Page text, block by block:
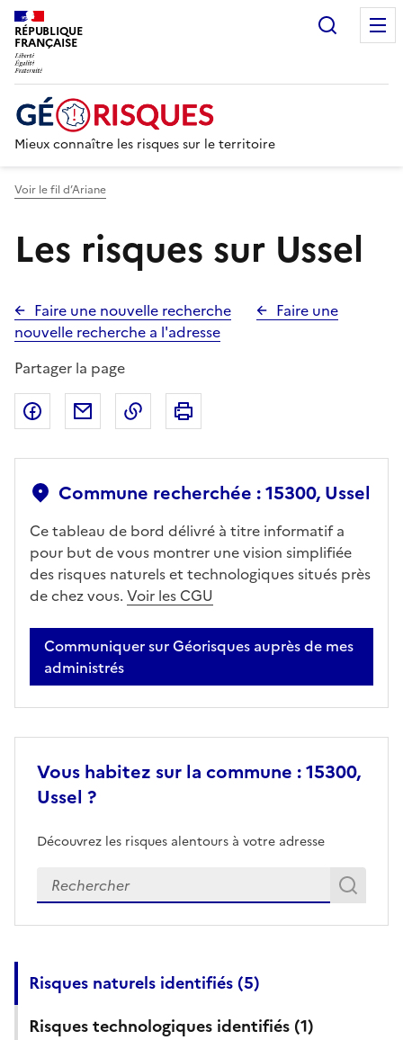
RÉPUBLIQUE
FRANÇAISE
Mieux connaître les risques sur le territoire
Voir le fil d’Ariane
Les risques sur Ussel
Faire une nouvelle recherche
Faire une
nouvelle recherche a l'adresse
Partager la page
Partager sur Facebook
Partager par emailCopier dans le presse-papier
Commune recherchée : 15300, Ussel
Ce tableau de bord délivré à titre informatif a
pour but de vous montrer une vision simplifiée
des risques naturels et technologiques situés près
de chez vous. Voir les CGU
Communiquer sur Géorisques auprès de mes
administrés
Vous habitez sur la commune : 15300,
Ussel ?
Découvrez les risques alentours à votre adresse
Veuillez renseigner votre adresse exacte
Risques naturels identifiés (5)
Risques technologiques identifiés (1)